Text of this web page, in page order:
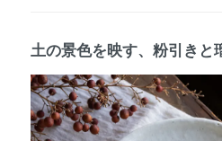
土の景色を映す、粉引きと